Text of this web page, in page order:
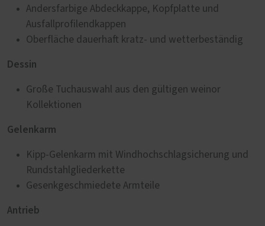
Andersfarbige Abdeckkappe, Kopfplatte und
Ausfallprofilendkappen
Oberfläche dauerhaft kratz- und wetterbeständig
Dessin
Große Tuchauswahl aus den gültigen weinor
Kollektionen
Gelenkarm
Kipp-Gelenkarm mit Windhochschlagsicherung und
Rundstahlgliederkette
Gesenkgeschmiedete Armteile
Antrieb